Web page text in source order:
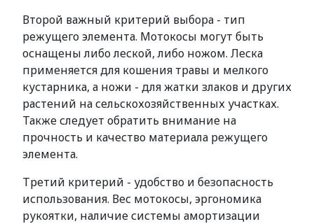
Второй важный критерий выбора - тип
режущего элемента. Мотокосы могут быть
оснащены либо леской, либо ножом. Леска
применяется для кошения травы и мелкого
кустарника, а ножи - для жатки злаков и других
растений на сельскохозяйственных участках.
Также следует обратить внимание на
прочность и качество материала режущего
элемента.
Третий критерий - удобство и безопасность
использования. Вес мотокосы, эргономика
рукоятки, наличие системы амортизации